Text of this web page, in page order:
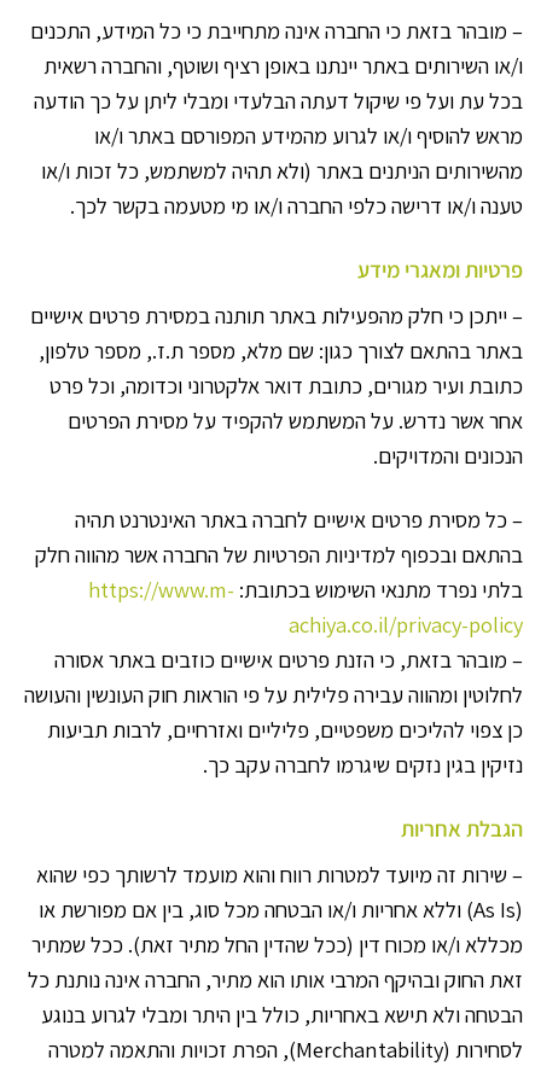
– מובהר בזאת כי החברה אינה מתחייבת כי כל המידע, התכנים
ו/או השירותים באתר יינתנו באופן רציף ושוטף, והחברה רשאית
בכל עת ועל פי שיקול דעתה הבלעדי ומבלי ליתן על כך הודעה
מראש להוסיף ו/או לגרוע מהמידע המפורסם באתר ו/או
מהשירותים הניתנים באתר (ולא תהיה למשתמש, כל זכות ו/או
טענה ו/או דרישה כלפי החברה ו/או מי מטעמה בקשר לכך.
פרטיות ומאגרי מידע
– ייתכן כי חלק מהפעילות באתר תותנה במסירת פרטים אישיים
באתר בהתאם לצורך כגון: שם מלא, מספר ת.ז., מספר טלפון,
כתובת ועיר מגורים, כתובת דואר אלקטרוני וכדומה, וכל פרט
אחר אשר נדרש. על המשתמש להקפיד על מסירת הפרטים
הנכונים והמדויקים.
– כל מסירת פרטים אישיים לחברה באתר האינטרנט תהיה
בהתאם ובכפוף למדיניות הפרטיות של החברה אשר מהווה חלק
בלתי נפרד מתנאי השימוש בכתובת: https://www.m-
achiya.co.il/privacy-policy
– מובהר בזאת, כי הזנת פרטים אישיים כוזבים באתר אסורה
לחלוטין ומהווה עבירה פלילית על פי הוראות חוק העונשין והעושה
כן צפוי להליכים משפטיים, פליליים ואזרחיים, לרבות תביעות
נזיקין בגין נזקים שיגרמו לחברה עקב כך.
הגבלת אחריות
– שירות זה מיועד למטרות רווח והוא מועמד לרשותך כפי שהוא
(As Is) וללא אחריות ו/או הבטחה מכל סוג, בין אם מפורשת או
מכללא ו/או מכוח דין (ככל שהדין החל מתיר זאת). ככל שמתיר
זאת החוק ובהיקף המרבי אותו הוא מתיר, החברה אינה נותנת כל
הבטחה ולא תישא באחריות, כולל בין היתר ומבלי לגרוע בנוגע
לסחירות (Merchantability), הפרת זכויות והתאמה למטרה